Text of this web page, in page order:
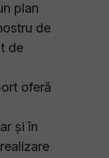
plan
de
de
oferă
și în